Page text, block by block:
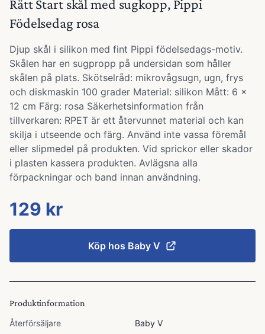
Rätt Start skål med sugkopp, Pippi
Födelsedag rosa
Djup skål i silikon med fint Pippi födelsedags-motiv.
Skålen har en sugpropp på undersidan som håller
skålen på plats. Skötselråd: mikrovågsugn, ugn, frys
och diskmaskin 100 grader Material: silikon Mått: 6 x
12 cm Färg: rosa Säkerhetsinformation från
tillverkaren: RPET är ett återvunnet material och kan
skilja i utseende och färg. Använd inte vassa föremål
eller slipmedel på produkten. Vid sprickor eller skador
i plasten kassera produkten. Avlägsna alla
förpackningar och band innan användning.
129 kr
Köp hos Baby V
Produktinformation
Återförsäljare
Baby V